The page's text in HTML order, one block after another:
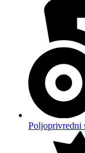
Poljoprivredni